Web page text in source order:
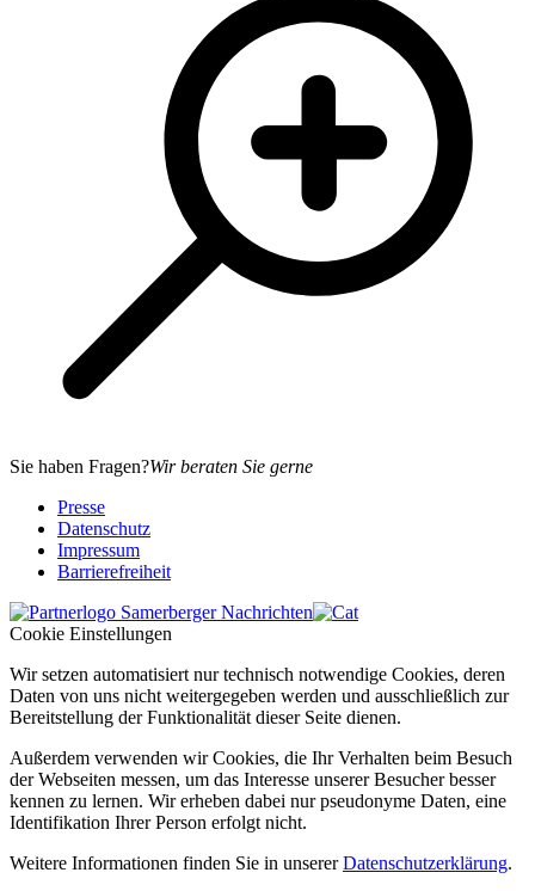
Sie haben Fragen?Wir beraten Sie gerne
Presse
Datenschutz
Impressum
Barrierefreiheit
Cookie Einstellungen
Wir setzen automatisiert nur technisch notwendige Cookies, deren
Daten von uns nicht weitergegeben werden und ausschließlich zur
Bereitstellung der Funktionalität dieser Seite dienen.
Außerdem verwenden wir Cookies, die Ihr Verhalten beim Besuch
der Webseiten messen, um das Interesse unserer Besucher besser
kennen zu lernen. Wir erheben dabei nur pseudonyme Daten, eine
Identifikation Ihrer Person erfolgt nicht.
Weitere Informationen finden Sie in unsererDatenschutzerklärung.